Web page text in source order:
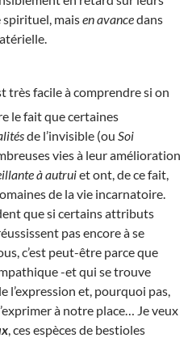
spirituel, maisen avancedans
très facile à comprendre si on
le fait que certaines
de l’invisible (ou Soi
vies à leur amélioration
à autruiet ont, de ce fait,
de la vie incarnatoire.
que si certains attributs
pas encore à se
c’est peut-être parce que
-et qui se trouve
l’expression et, pourquoi pas,
à notre place… Je veux
, ces espèces de bestioles